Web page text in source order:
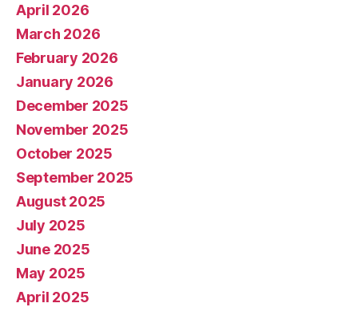
April 2026
March 2026
February 2026
January 2026
December 2025
November 2025
October 2025
September 2025
August 2025
July 2025
June 2025
May 2025
April 2025